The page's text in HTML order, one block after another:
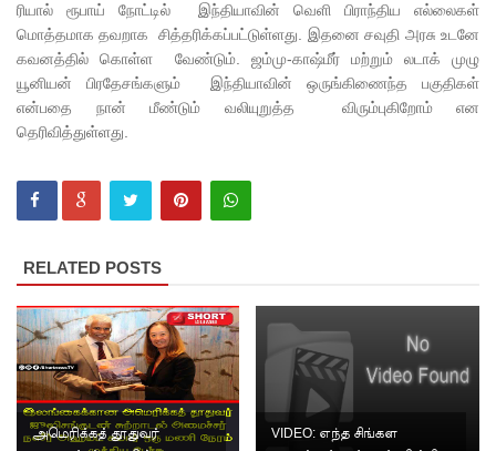
சிறை
மோதலில்
ஒருவர்
நாட்டில்
சிறைக்கல
வரங்கள் -
முப்படையி
னருக்கு
விடுக்கப்ப
ரியால் ரூபாய் நோட்டில் இந்தியாவின் வெளி பிராந்திய எல்லைகள்
மொத்தமாக தவறாக சித்தரிக்கப்பட்டுள்ளது. இதனை சவுதி அரசு உடனே
கவனத்தில் கொள்ள வேண்டும். ஜம்மு-காஷ்மீர் மற்றும் லடாக் முழு
யூனியன் பிரதேசங்களும் இந்தியாவின் ஒருங்கிணைந்த பகுதிகள்
என்பதை நான் மீண்டும் வலியுறுத்த விரும்புகிறோம் என
தெரிவித்துள்ளது.
RELATED POSTS
அமெரிக்கத் தூதுவர்
VIDEO: எந்த சிங்கள